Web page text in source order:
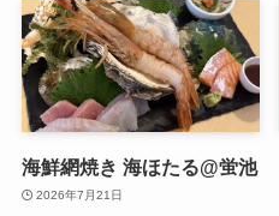
海鮮網焼き 海ほたる@蛍池
2026年7月21日